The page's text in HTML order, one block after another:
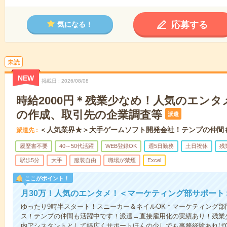
気になる！ 応募する
未読
NEW 掲載日 2026/08/08
時給2000円＊残業少なめ！人気のエンタ
の作成、取引先の企業調査等
派遣
派遣先 ＜人気業界★＞大手ゲームソフト開発会社！テンプの仲間
履歴書不要 40～50代活躍 WEB登録OK 週5日勤務 土日祝休 残
駅歩5分 大手 服装自由 職場が禁煙 Excel
ここがポイント！
月30万！人気のエンタメ！＜マーケティング部サポート
ゆったり9時半スタート！スニーカー＆ネイルOK＊マーケティング
ス！テンプの仲間も活躍中です！派遣→直接雇用化の実績あり！残